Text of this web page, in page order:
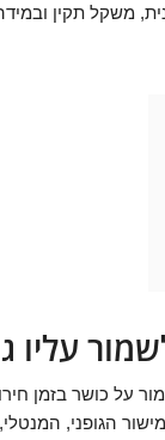
משקל תקין
כושר בזמן
הגופני,